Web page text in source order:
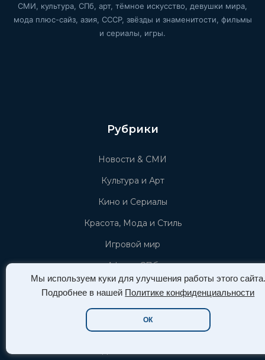
Мы используем куки для улучшения работы этого сайта.
Подробнее в нашей Политике конфиденциальности
ОК
СМИ, культура, СПб, арт, тёмное искусство, девушки мира,
мода плюс-сайз, азия, СССР, звёзды и знаменитости, фильмы
и сериалы, игры.
Рубрики
Новости & СМИ
Культура и Арт
Кино и Сериалы
Красота, Мода и Стиль
Игровой мир
Афиша СПб
Тёмное искусство
Пышные формы (plus-size)
Новости Азии (азиатской культуры)